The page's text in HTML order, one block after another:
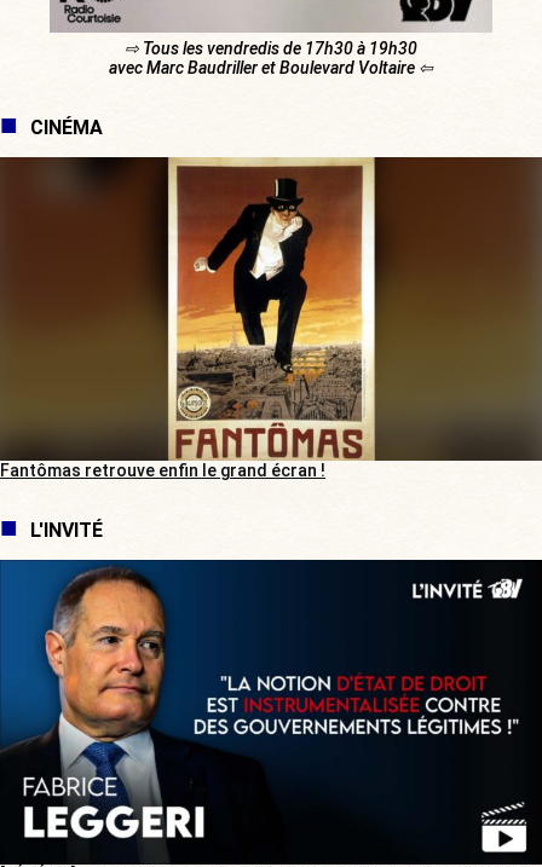
⇨ Tous les vendredis de 17h30 à 19h30
avec Marc Baudriller et Boulevard Voltaire ⇦
CINÉMA
Fantômas retrouve enfin le grand écran !
L'INVITÉ